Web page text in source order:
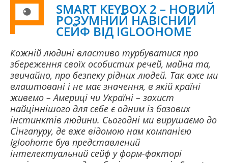
SMART KEYBOX 2 – НОВИЙ
РОЗУМНИЙ НАВІСНИЙ
СЕЙФ ВІД IGLOOHOME
Кожній людині властиво турбуватися про
збереження своїх особистих речей, майна та,
звичайно, про безпеку рідних людей. Так вже ми
влаштовані і не має значення, в якій країні
живемо – Америці чи Україні – захист
найціннішого для себе є одним із базових
інстинктів людини. Сьогодні ми вирушаємо до
Сінгапуру, де вже відомою нам компанією
Igloohome був представлений
інтелектуальний сейф у форм-факторі